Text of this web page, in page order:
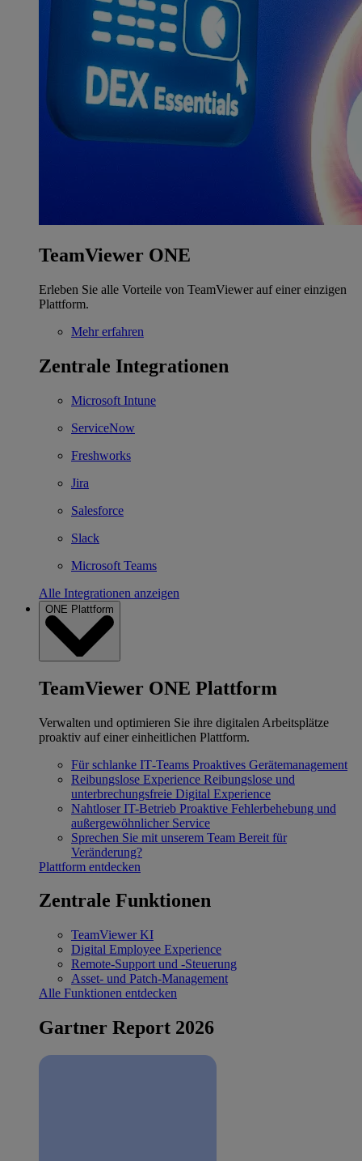
TeamViewer ONE
Erleben Sie alle Vorteile von TeamViewer auf einer einzigen
Plattform.
Mehr erfahren
Zentrale Integrationen
Microsoft Intune
ServiceNow
Freshworks
Jira
Salesforce
Slack
Microsoft Teams
Alle Integrationen anzeigen
ONE Plattform
TeamViewer ONE Plattform
Verwalten und optimieren Sie ihre digitalen Arbeitsplätze
proaktiv auf einer einheitlichen Plattform.
Für schlanke IT‐Teams Proaktives Gerätemanagement
Reibungslose Experience Reibungslose und
unterbrechungsfreie Digital Experience
Nahtloser IT-Betrieb Proaktive Fehlerbehebung und
außergewöhnlicher Service
Sprechen Sie mit unserem Team Bereit für
Veränderung?
Plattform entdecken
Zentrale Funktionen
TeamViewer KI
Digital Employee Experience
Remote-Support und -Steuerung
Asset- und Patch-Management
Alle Funktionen entdecken
Gartner Report 2026